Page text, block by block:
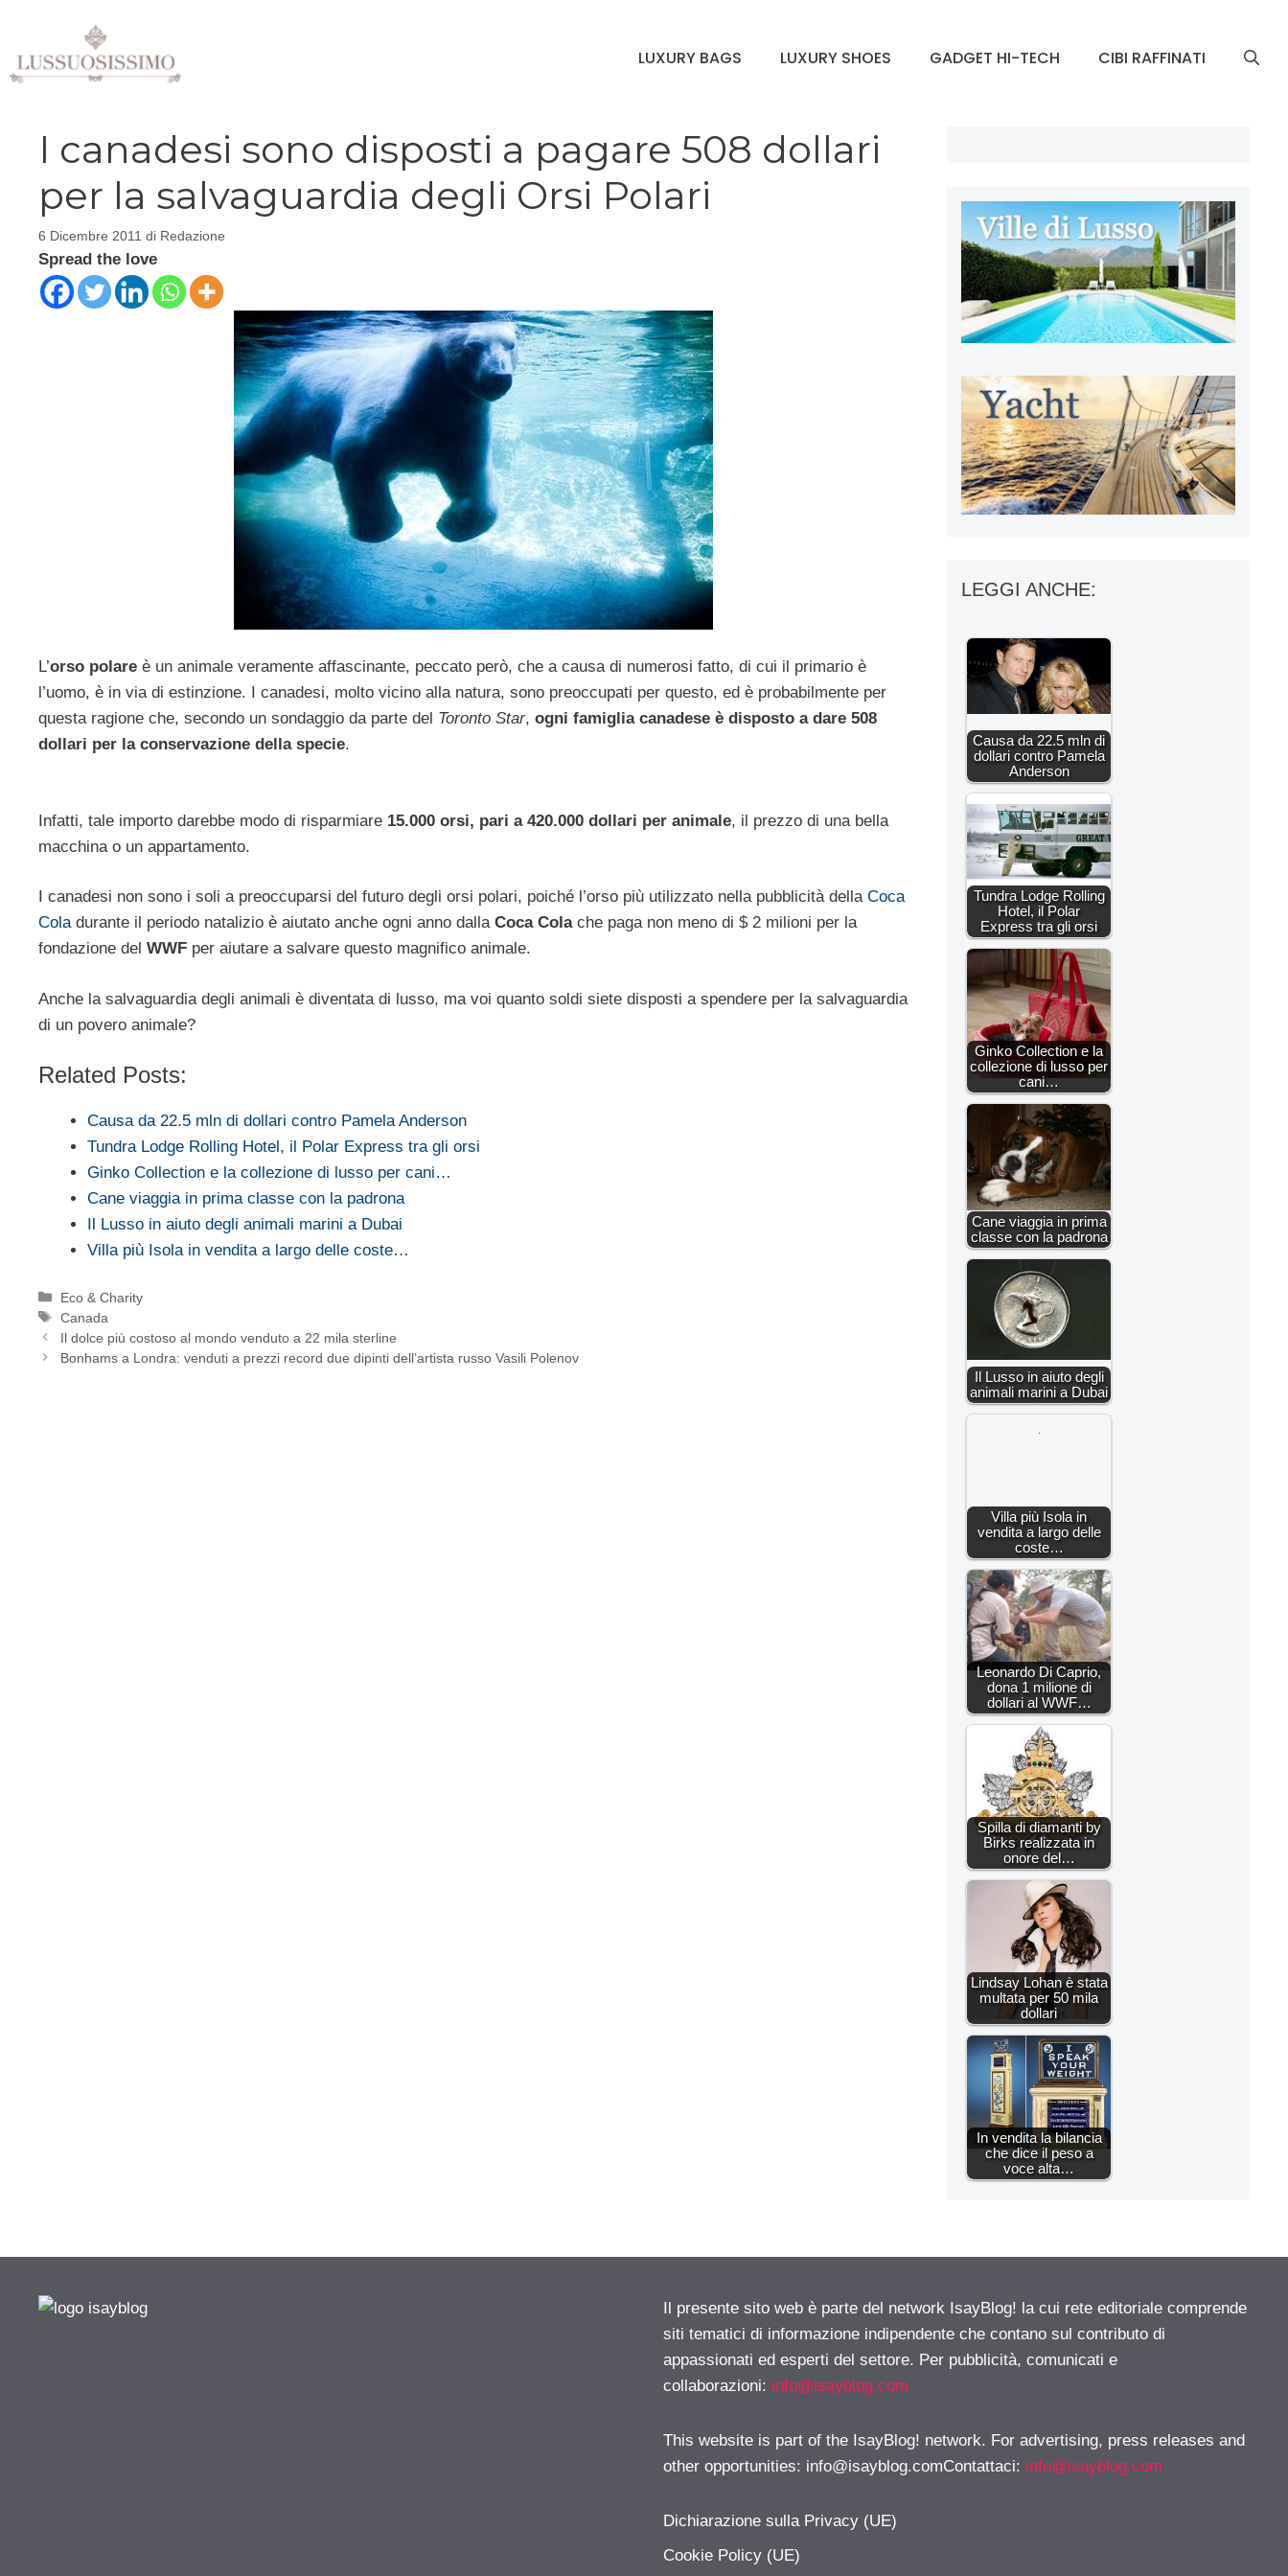
contenuto
LUXURY BAGS LUXURY SHOES GADGET HI-TECH CIBI RAFFINATI
I canadesi sono disposti a pagare 508 dollari
per la salvaguardia degli Orsi Polari
6 Dicembre 2011 di Redazione
Spread the love
L’orso polare è un animale veramente affascinante, peccato però, che a causa di numerosi fatto, di cui il primario è
l’uomo, è in via di estinzione. I canadesi, molto vicino alla natura, sono preoccupati per questo, ed è probabilmente per
questa ragione che, secondo un sondaggio da parte del Toronto Star, ogni famiglia canadese è disposto a dare 508
dollari per la conservazione della specie.
Infatti, tale importo darebbe modo di risparmiare 15.000 orsi, pari a 420.000 dollari per animale, il prezzo di una bella
macchina o un appartamento.
I canadesi non sono i soli a preoccuparsi del futuro degli orsi polari, poiché l’orso più utilizzato nella pubblicità della Coca
Coladurante il periodo natalizio è aiutato anche ogni anno dalla Coca Cola che paga non meno di $ 2 milioni per la
fondazione del WWF per aiutare a salvare questo magnifico animale.
Anche la salvaguardia degli animali è diventata di lusso, ma voi quanto soldi siete disposti a spendere per la salvaguardia
di un povero animale?
Related Posts:
Causa da 22.5 mln di dollari contro Pamela Anderson
Tundra Lodge Rolling Hotel, il Polar Express tra gli orsi
Ginko Collection e la collezione di lusso per cani…
Cane viaggia in prima classe con la padrona
Il Lusso in aiuto degli animali marini a Dubai
Villa più Isola in vendita a largo delle coste…
Categorie
Eco & Charity
Tag
Canada
Il dolce più costoso al mondo venduto a 22 mila sterline
Bonhams a Londra: venduti a prezzi record due dipinti dell’artista russo Vasili Polenov
LEGGI ANCHE:
Causa da 22.5 mln di
dollari contro Pamela
Anderson
Tundra Lodge Rolling
Hotel, il Polar
Express tra gli orsi
Ginko Collection e la
collezione di lusso per
cani…
Cane viaggia in prima
classe con la padrona
Il Lusso in aiuto degli
animali marini a Dubai
Villa più Isola in
vendita a largo delle
coste…
Leonardo Di Caprio,
dona 1 milione di
dollari al WWF…
Spilla di diamanti by
Birks realizzata in
onore del…
Lindsay Lohan è stata
multata per 50 mila
dollari
In vendita la bilancia
che dice il peso a
voce alta…
Il presente sito web è parte del network IsayBlog! la cui rete editoriale comprende
siti tematici di informazione indipendente che contano sul contributo di
appassionati ed esperti del settore. Per pubblicità, comunicati e
collaborazioni: info@isayblog.com
This website is part of the IsayBlog! network. For advertising, press releases and
other opportunities: info@isayblog.comContattaci: info@isayblog.com
Dichiarazione sulla Privacy (UE)
Cookie Policy (UE)